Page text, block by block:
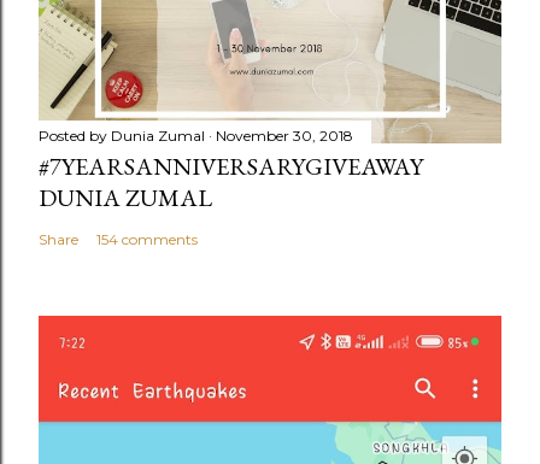
Posted by Dunia Zumal November 30, 2018
#7YEARSANNIVERSARYGIVEAWAY
DUNIA ZUMAL
Share 154 comments